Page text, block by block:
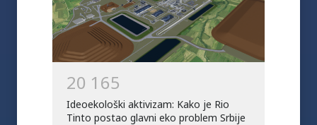
20 1 65
Ideoekološki aktivizam: Kako je Rio
Tinto postao glavni eko problem Srbije